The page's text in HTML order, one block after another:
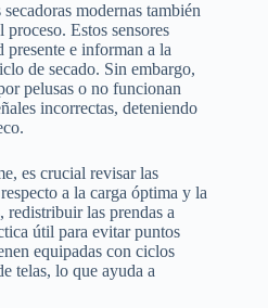
modernas también
Estos sensores
presente e informan a la
de secado. Sin embargo,
pelusas o no funcionan
incorrectas, deteniendo
es crucial revisar las
a la carga óptima y la
las prendas a
útil para evitar puntos
equipadas con ciclos
telas, lo que ayuda a